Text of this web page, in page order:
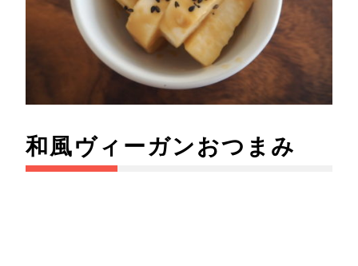
和風ヴィーガンおつまみ